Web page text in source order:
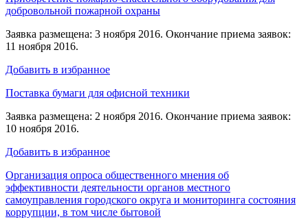
добровольной пожарной охраны
Заявка размещена: 3 ноября 2016. Окончание приема заявок:
11 ноября 2016.
Добавить в избранное
Поставка бумаги для офисной техники
Заявка размещена: 2 ноября 2016. Окончание приема заявок:
10 ноября 2016.
Добавить в избранное
Организация опроса общественного мнения об
эффективности деятельности органов местного
самоуправления городского округа и мониторинга состояния
коррупции, в том числе бытовой